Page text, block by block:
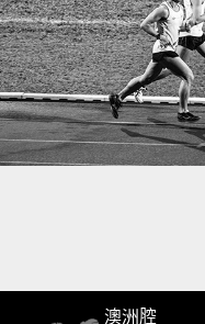
澳洲腔